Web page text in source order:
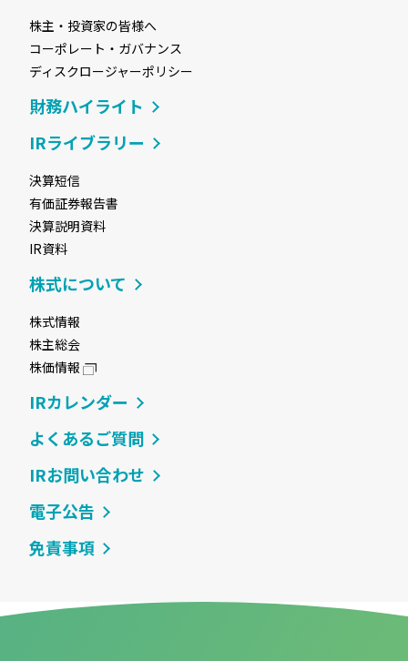
株主・投資家の皆様へ
コーポレート・ガバナンス
ディスクロージャーポリシー
財務ハイライト
IRライブラリー
決算短信
有価証券報告書
決算説明資料
IR資料
株式について
株式情報
株主総会
株価情報
IRカレンダー
よくあるご質問
IRお問い合わせ
電子公告
免責事項